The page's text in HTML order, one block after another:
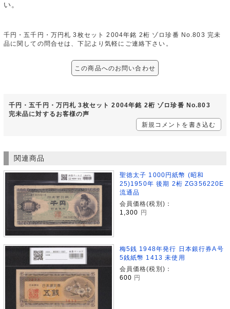
い。
千円・五千円・万円札 3枚セット 2004年銘 2桁 ゾロ珍番 No.803 完未
品に関しての問合せは、下記より気軽にご連絡下さい。
この商品へのお問い合わせ
千円・五千円・万円札 3枚セット 2004年銘 2桁 ゾロ珍番 No.803
完未品に対するお客様の声
新規コメントを書き込む
関連商品
聖徳太子 1000円紙幣 (昭和
25)1950年 後期 2桁 ZG356220E
流通品
会員価格(税別)：
1,300
円
梅5銭 1948年発行 日本銀行券A号
5銭紙幣 1413 未使用
会員価格(税別)：
600 円